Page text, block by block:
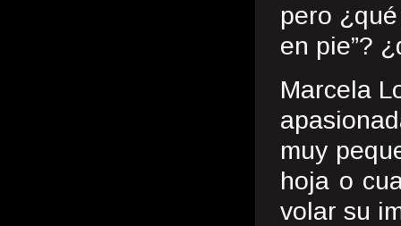
pero
en pie”?
Marcela
muy
hoja o
volar su